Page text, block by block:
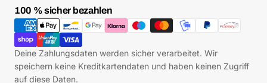
100 % sicher bezahlen
Zahlungsmethoden
Deine Zahlungsdaten werden sicher verarbeitet. Wir
speichern keine Kreditkartendaten und haben keinen Zugriff
auf diese Daten.